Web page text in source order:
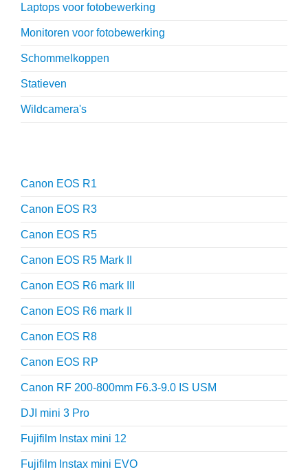
Laptops voor fotobewerking
Monitoren voor fotobewerking
Schommelkoppen
Statieven
Wildcamera's
Canon EOS R1
Canon EOS R3
Canon EOS R5
Canon EOS R5 Mark II
Canon EOS R6 mark III
Canon EOS R6 mark II
Canon EOS R8
Canon EOS RP
Canon RF 200-800mm F6.3-9.0 IS USM
DJI mini 3 Pro
Fujifilm Instax mini 12
Fujifilm Instax mini EVO